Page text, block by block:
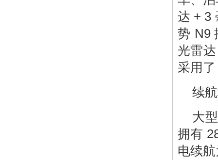
达 + 3
势 N9
光雷
采用
续
大
拥有
电续